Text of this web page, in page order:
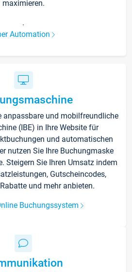
maximieren.
.
Automation
anpassbare und mobilfreundliche
(IBE) in Ihre Website für
und automatischen
nutzen Sie Ihre Buchungmaske
Steigern Sie Ihren Umsatz indem
Gutscheincodes,
und mehr anbieten.
Buchungssystem